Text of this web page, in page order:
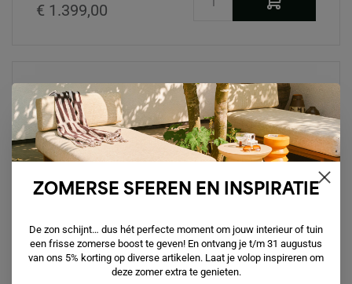
€ 1.399,00
ZOMERSE SFEREN EN INSPIRATIE
De zon schijnt… dus hét perfecte moment om jouw interieur of tuin
een frisse zomerse boost te geven! En ontvang je t/m 31 augustus
van ons 5% korting op diverse artikelen. Laat je volop inspireren om
deze zomer extra te genieten.